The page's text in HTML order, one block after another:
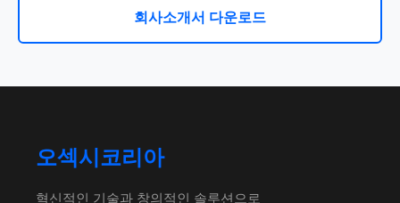
회사소개서 다운로드
오섹시코리아
혁신적인 기술과 창의적인 솔루션으로